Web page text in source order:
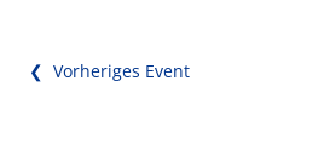
❮ Vorheriges Event